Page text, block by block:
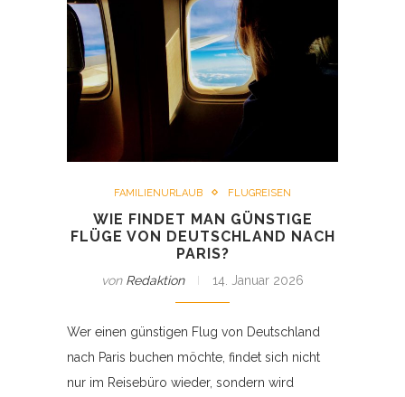
FAMILIENURLAUB FLUGREISEN
WIE FINDET MAN GÜNSTIGE
FLÜGE VON DEUTSCHLAND NACH
PARIS?
von Redaktion 14. Januar 2026
Wer einen günstigen Flug von Deutschland
nach Paris buchen möchte, findet sich nicht
nur im Reisebüro wieder, sondern wird